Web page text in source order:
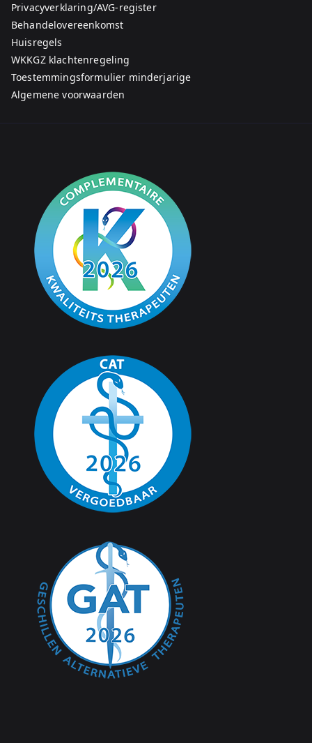
Privacyverklaring/AVG-register
Behandelovereenkomst
Huisregels
WKKGZ klachtenregeling
Toestemmingsformulier minderjarige
Algemene voorwaarden